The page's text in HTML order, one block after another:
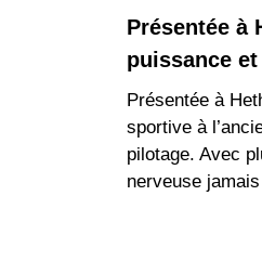
Présentée à
puissance
Présentée à
sportive à
pilotage. Avec
nerveuse